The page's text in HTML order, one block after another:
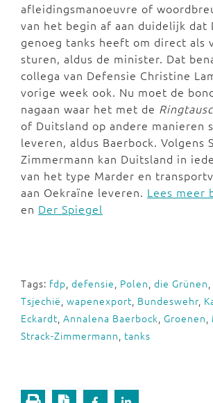
afleidingsmanoeuvre of
van het begin af aan duidelijk dat
genoeg tanks heeft om direct als
sturen, aldus de minister. Dat
collega van Defensie Christine
vorige week ook. Nu moet de
nagaan waar het met de
of Duitsland op andere manieren
leveren, aldus Baerbock. Volgens
Zimmermann kan Duitsland in
van het type Marder en
aan Oekraïne leveren. Lees meer
en Der Spiegel
Tags: fdp, defensie, Polen, die Grünen,
Tsjechië, wapenexport, Bundeswehr,
Eckardt, Annalena Baerbock, Groenen,
Strack-Zimmermann, tanks